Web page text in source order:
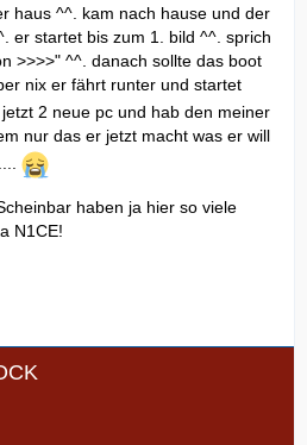
haus ^^. kam nach hause und der
er startet bis zum 1. bild ^^. sprich
>>>>" ^^. danach sollte das boot
nix er fährt runter und startet
2 neue pc und hab den meiner
nur das er jetzt macht was er will
haben ja hier so viele
N1CE!